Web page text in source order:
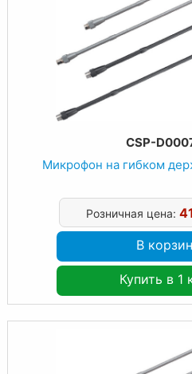
CSP-
Микрофон на гибком
Розничная цена:
В
Купить в 1